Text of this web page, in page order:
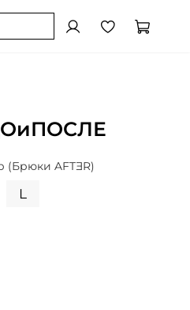
(Брюки AFTƎR)
L